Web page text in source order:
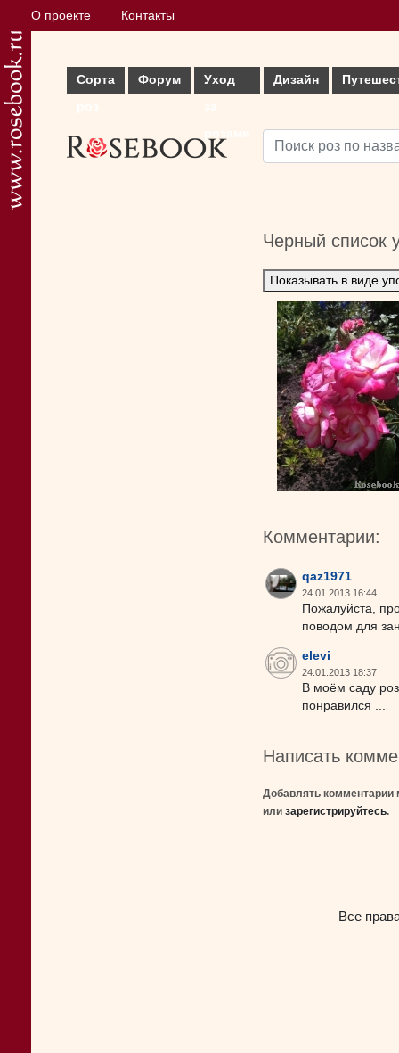
О проекте Контакты
Сорта
Форум
Уход
Дизайн
Черный список
Показывать в виде
Комментарии:
qaz1971
24.01.2013 16:44
Пожалуйста,
поводом для
elevi
24.01.2013 18:37
В моём саду
понравился ...
Написать
Добавлять комментарии
или зарегистрируйтесь.
Все